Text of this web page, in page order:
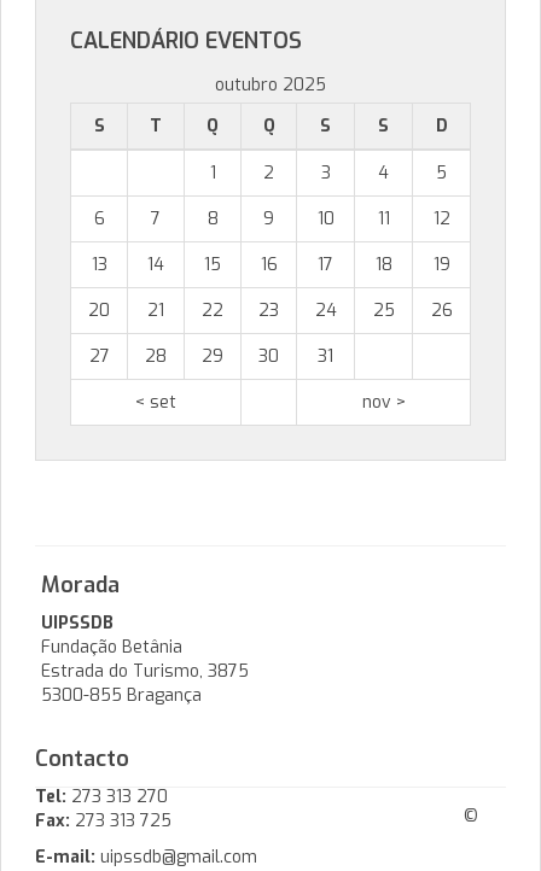
CALENDÁRIO EVENTOS
outubro 2025
S
T Q Q S S D
1 2 3 4
5
6
7 8 9 10 11
12
13
14 15 16 17 18
19
20
21 22 23 24 25
26
27
28 29 30
31
< set
nov >
Morada
UIPSSDB
Fundação Betânia
Estrada do Turismo, 3875
5300-855 Bragança
Contacto
Tel: 273 313 270
Fax: 273 313 725
E-mail: uipssdb@gmail.com
©